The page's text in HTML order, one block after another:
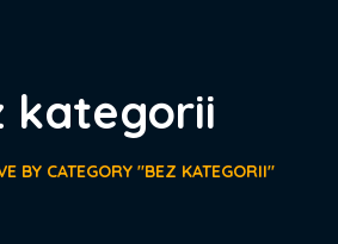
kategorii
BY CATEGORY "BEZ KATEGORII"